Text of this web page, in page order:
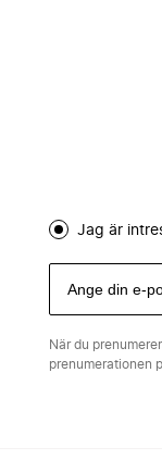
Jag är
När du
prenumerationen